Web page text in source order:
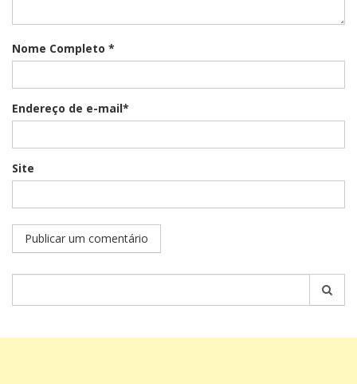
Nome Completo *
Endereço de e-mail*
Site